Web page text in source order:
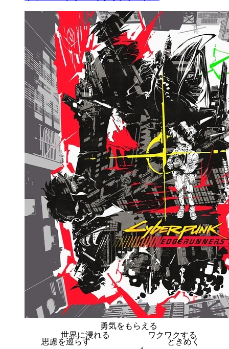
勇気をもらえる
ワクワクする
ときめく
思慮を巡らす
世界に浸れる